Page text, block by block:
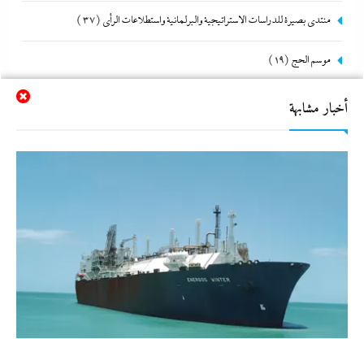
أخبار مشابهة
منتدى بصيرة للدراسات الاستراتيجية والبرلمانية واستطلاعات الرأى (37)
موسم الحج (19)
مونديال 2026
(29)
وحدة الصحافة والإعلام